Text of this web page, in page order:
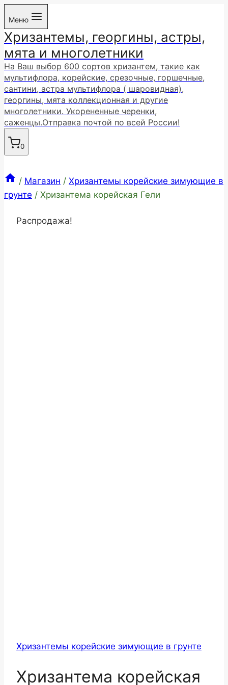
Перейти
содержимому
Меню
Хризантемы, георгины, астры,
мята и многолетники
На Ваш выбор 600 сортов хризантем, такие как
мультифлора, корейские, срезочные, горшечные,
сантини, астра мультифлора ( шаровидная),
георгины, мята коллекционная и другие
многолетники. Укорененные черенки,
саженцы.Отправка почтой по всей России!
0
/ Магазин / Хризантемы корейские зимующие в
грунте / Хризантема корейская Гели
Распродажа!
Хризантемы корейские зимующие в грунте
Хризантема корейская